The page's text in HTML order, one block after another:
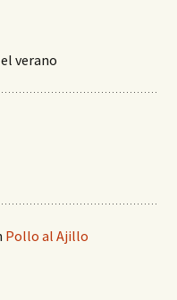
verano
Pollo al Ajillo